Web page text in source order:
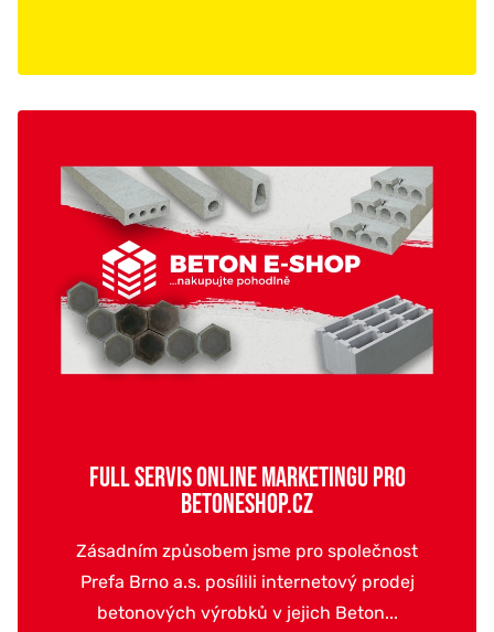
FULL SERVIS ONLINE MARKETINGU PRO
BETONESHOP.CZ
Zásadním způsobem jsme pro společnost
Prefa Brno a.s. posílili internetový prodej
betonových výrobků v jejich Beton...